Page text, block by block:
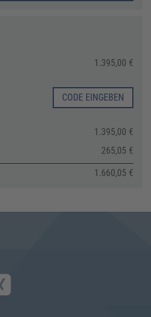
1.395,00 €
CODE EINGEBEN
1.395,00 €
265,05 €
1.660,05 €